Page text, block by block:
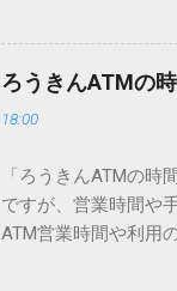
できます。 具体的
角」にする（※重要
力した数字が、一瞬
ビス「スマートク
なります。この記事
す。 佐川急便の再配
会員サービス「スマ
す。 以前はウェブサ
じめ配達時間を変
本国内で最も利用さ
します。 1. トーク画
ろうきんATMの
18:00
「ろうきんATMの
ですが、営業時間や
ATM営業時間や利用